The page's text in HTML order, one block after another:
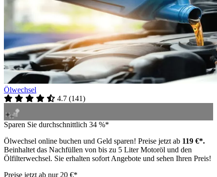
Ölwechsel
4.7 (141)
Sparen Sie durchschnittlich 34 %*
Ölwechsel online buchen und Geld sparen! Preise jetzt ab 119 €*.
Beinhaltet das Nachfüllen von bis zu 5 Liter Motoröl und den
Ölfilterwechsel. Sie erhalten sofort Angebote und sehen Ihren Preis!
Preise jetzt ab nur 20 €*